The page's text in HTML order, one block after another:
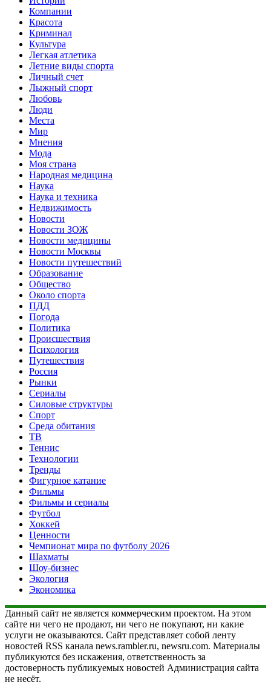
Компании
Красота
Криминал
Культура
Легкая атлетика
Летние виды спорта
Личный счет
Лыжный спорт
Любовь
Люди
Места
Мир
Мнения
Мода
Моя страна
Народная медицина
Наука
Наука и техника
Недвижимость
Новости
Новости ЗОЖ
Новости медицины
Новости Москвы
Новости путешествий
Образование
Общество
Около спорта
ПДД
Погода
Политика
Происшествия
Психология
Путешествия
Россия
Рынки
Сериалы
Силовые структуры
Спорт
Среда обитания
ТВ
Теннис
Технологии
Тренды
Фигурное катание
Фильмы
Фильмы и сериалы
Футбол
Хоккей
Ценности
Чемпионат мира по футболу 2026
Шахматы
Шоу-бизнес
Экология
Экономика
Данный сайт не является коммерческим проектом. На этом
сайте ни чего не продают, ни чего не покупают, ни какие
услуги не оказываются. Сайт представляет собой ленту
новостей RSS канала news.rambler.ru, newsru.com. Материалы
публикуются без искажения, ответственность за
достоверность публикуемых новостей Администрация сайта
не несёт.